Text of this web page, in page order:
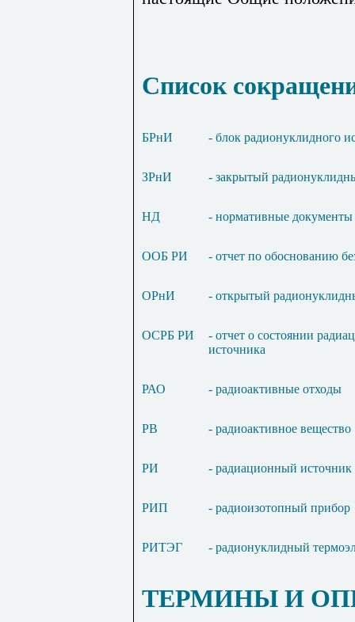
Список
БРнИ - блок радионуклидного
ЗРнИ - закрытый
НД - нормативные документы
ООБ РИ - отчет по обоснованию
ОРнИ - открытый
ОСРБ РИ
- отчет о состоянии
источника
РАО - радиоактивные отходы
РВ - радиоактивное вещество
РИ - радиационный источник
РИП - радиоизотопный прибор
РИТЭГ - радионуклидный
ТЕРМИНЫ И